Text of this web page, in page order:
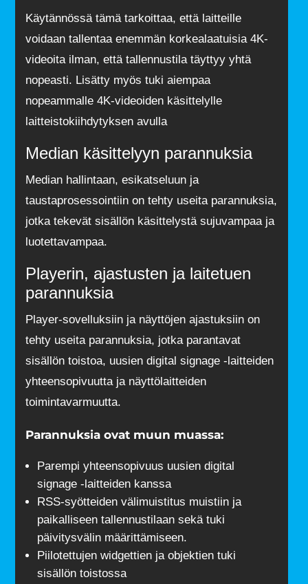
Käytännössä tämä tarkoittaa, että laitteille
voidaan tallentaa enemmän korkealaatuisia 4K-
videoita ilman, että tallennustila täyttyy yhtä
nopeasti. Lisätty myös tuki aiempaa
nopeammalle 4K-videoiden käsittelylle
laitteistokiihdytyksen avulla
Median käsittelyyn parannuksia
Median hallintaan, esikatseluun ja
taustaprosessointiin on tehty useita parannuksia,
jotka tekevät sisällön käsittelystä sujuvampaa ja
luotettavampaa.
Playerin, ajastusten ja laitetuen
parannuksia
Player-sovelluksiin ja näyttöjen ajastuksiin on
tehty useita parannuksia, jotka parantavat
sisällön toistoa, uusien digital signage -laitteiden
yhteensopivuutta ja näyttölaitteiden
toimintavarmuutta.
Parannuksia ovat muun muassa:
Parempi yhteensopivuus uusien digital
signage -laitteiden kanssa
RSS-syötteiden välimuistitus muistiin ja
paikalliseen tallennustilaan sekä tuki
päivitysvälin määrittämiseen.
Piilotettujen widgettien ja objektien tuki
sisällön toistossa